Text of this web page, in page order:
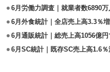
6月労働力調査｜就業者数6890
6月通販統計｜総売上高1056億